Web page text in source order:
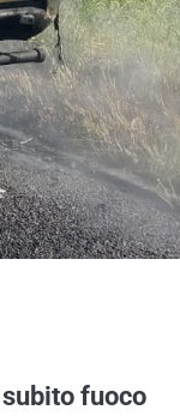
fuoco